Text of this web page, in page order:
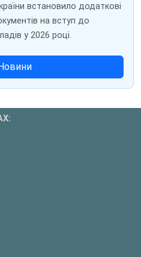
встановило додаткові
на вступ до
у 2026 році.